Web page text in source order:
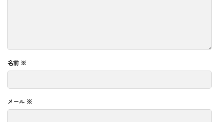
名前 ※
メール ※